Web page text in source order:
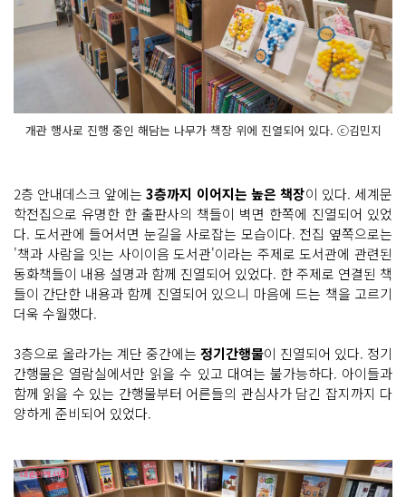
개관 행사로 진행 중인 해담는 나무가 책장 위에 진열되어 있다. ⓒ김민지
2층 안내데스크 앞에는3층까지 이어지는 높은 책장이 있다. 세계문
학전집으로 유명한 한 출판사의 책들이 벽면 한쪽에 진열되어 있었
다. 도서관에 들어서면 눈길을 사로잡는 모습이다. 전집 옆쪽으로는
'책과 사람을 잇는 사이이음 도서관'이라는 주제로 도서관에 관련된
동화책들이 내용 설명과 함께 진열되어 있었다. 한 주제로 연결된 책
들이 간단한 내용과 함께 진열되어 있으니 마음에 드는 책을 고르기
더욱 수월했다.
3층으로 올라가는 계단 중간에는 정기간행물이 진열되어 있다. 정기
간행물은 열람실에서만 읽을 수 있고 대여는 불가능하다. 아이들과
함께 읽을 수 있는 간행물부터 어른들의 관심사가 담긴 잡지까지 다
양하게 준비되어 있었다.